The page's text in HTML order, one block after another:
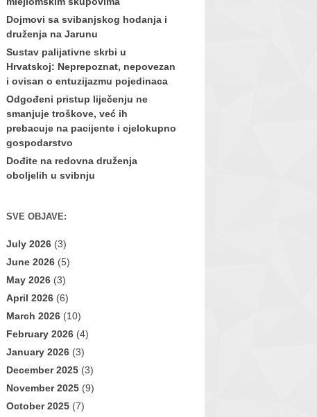
Dojmovi sa svibanjskog hodanja i
druženja na Jarunu
Sustav palijativne skrbi u
Hrvatskoj: Neprepoznat, nepovezan
i ovisan o entuzijazmu pojedinaca
Odgođeni pristup liječenju ne
smanjuje troškove, već ih
prebacuje na pacijente i cjelokupno
gospodarstvo
Dođite na redovna druženja
oboljelih u svibnju
SVE OBJAVE:
July 2026 (3)
June 2026 (5)
May 2026 (3)
April 2026 (6)
March 2026 (10)
February 2026 (4)
January 2026 (3)
December 2025 (3)
November 2025 (9)
October 2025 (7)